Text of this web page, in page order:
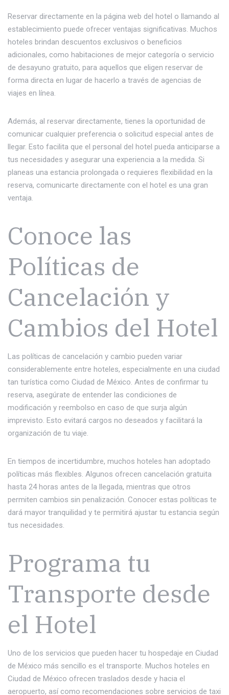
Reservar directamente en la página web del hotel o llamando al
establecimiento puede ofrecer ventajas significativas. Muchos
hoteles brindan descuentos exclusivos o beneficios
adicionales, como habitaciones de mejor categoría o servicio
de desayuno gratuito, para aquellos que eligen reservar de
forma directa en lugar de hacerlo a través de agencias de
viajes en línea.
Además, al reservar directamente, tienes la oportunidad de
comunicar cualquier preferencia o solicitud especial antes de
llegar. Esto facilita que el personal del hotel pueda anticiparse a
tus necesidades y asegurar una experiencia a la medida. Si
planeas una estancia prolongada o requieres flexibilidad en la
reserva, comunicarte directamente con el hotel es una gran
ventaja.
Conoce las
Políticas de
Cancelación y
Cambios del Hotel
Las políticas de cancelación y cambio pueden variar
considerablemente entre hoteles, especialmente en una ciudad
tan turística como Ciudad de México. Antes de confirmar tu
reserva, asegúrate de entender las condiciones de
modificación y reembolso en caso de que surja algún
imprevisto. Esto evitará cargos no deseados y facilitará la
organización de tu viaje.
En tiempos de incertidumbre, muchos hoteles han adoptado
políticas más flexibles. Algunos ofrecen cancelación gratuita
hasta 24 horas antes de la llegada, mientras que otros
permiten cambios sin penalización. Conocer estas políticas te
dará mayor tranquilidad y te permitirá ajustar tu estancia según
tus necesidades.
Programa tu
Transporte desde
el Hotel
Uno de los servicios que pueden hacer tu hospedaje en Ciudad
de México más sencillo es el transporte. Muchos hoteles en
Ciudad de México ofrecen traslados desde y hacia el
aeropuerto, así como recomendaciones sobre servicios de taxi